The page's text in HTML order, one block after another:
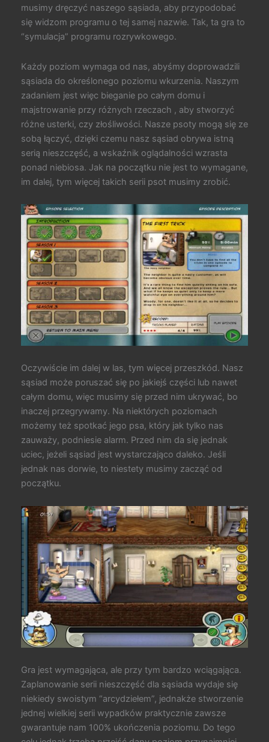
musimy dręczyć naszego sąsiada, aby przypodobać
się widzom programu o tej samej nazwie. Tak, ta gra to
“symulacja” programu rozrywkowego.
Każdy poziom wymaga od nas, abyśmy doprowadzili
sąsiada do określonego poziomu wkurzenia. Naszym
zadaniem jest więc bieganie po całym domu i
majstrowanie przy różnych rzeczach , aby stworzyć
różne usterki, czy złośliwości. Nasze psoty mogą się ze
sobą łączyć, dzięki czemu nasz sąsiad obrywa istną
serią nieszczęść, a wskaźnik oglądalności wzrasta
ponad niebiosa. Jak na początku nie jest to wymagane,
im dalej, tym więcej takich serii psot musimy zrobić.
Oczywiście im dalej w las, tym więcej przeszkód. Nasz
sąsiad może poruszać się po jakiejś części lub nawet
całym domu, więc musimy się przed nim ukrywać, bo
inaczej przegrywamy. Na niektórych poziomach
możemy też spotkać jego psa, który jak tylko nas
zauważy, podniesie alarm. Przed nim da się jednak
uciec, jeżeli sąsiad jest wystarczająco daleko. Jeśli
jednak nas dorwie, to niestety musimy zacząć od
początku.
Gra jest wymagająca, ale przy tym bardzo wciągająca.
Zaplanowanie serii nieszczęść dla sąsiada wydaje się
niekiedy swoistym “arcydziełem”, jednakże stworzenie
jednej wielkiej serii wypadków praktycznie zawsze
gwarantuje nam 100% ukończenia poziomu. Do tego